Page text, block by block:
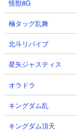
【攻略概要】
「ネコレンジャー」
使用。にゃんコンボ
まんじゅう、バブル
ー、ムート、ニャト
ます。あえてミーニ
怪獣8G
極タッグ乱舞
北斗リバイブ
星矢ジャスティス
オラドラ
キングダム乱
キングダム頂天